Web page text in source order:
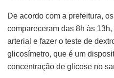
De acordo com a prefeitura,
compareceram das 8h às
arterial e fazer o teste de
glicosímetro, que é um
concentração de glicose no